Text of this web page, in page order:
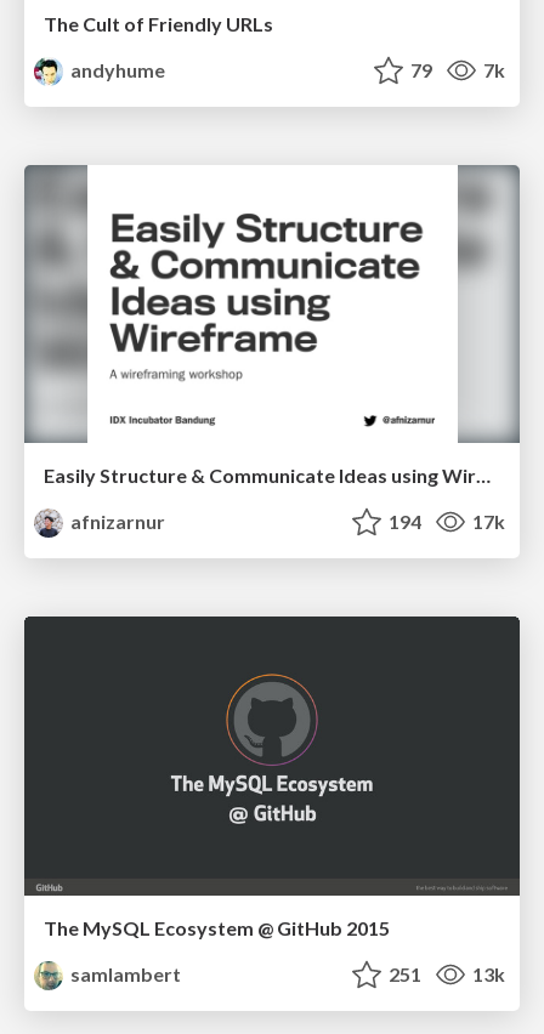
The Cult of Friendly URLs
andyhume
79 7k
Easily Structure & Communicate Ideas using Wireframe
afnizarnur
194 17k
The MySQL Ecosystem @ GitHub 2015
samlambert
251 13k